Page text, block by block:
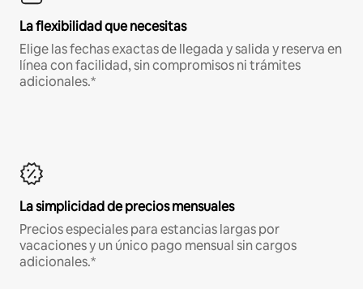
La flexibilidad que necesitas
Elige las fechas exactas de llegada y salida y reserva en
línea con facilidad, sin compromisos ni trámites
adicionales.*
La simplicidad de precios mensuales
Precios especiales para estancias largas por
vacaciones y un único pago mensual sin cargos
adicionales.*